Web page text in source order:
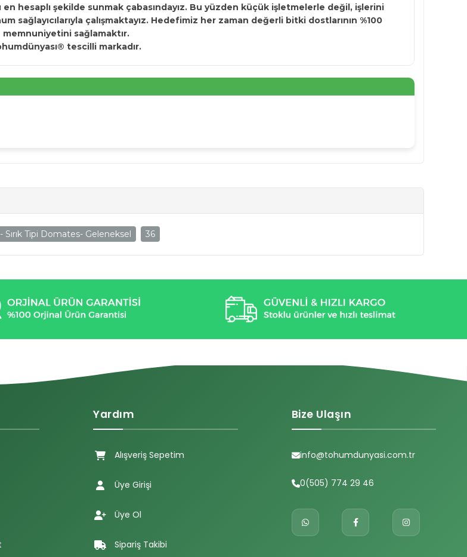
hesaplı şekilde sunmak çabasındayız. Bu yüzden küçük işletmelerle değil, işlerini
çalışmaktayız. Hedefimiz her zaman değerli bitki dostlarının %100
memnuniyetini sağlamaktır.
tescilli markadır.
Tipi Domates- Geleneksel 36
Yardım
Alışveriş Sepetim
Üye Girişi
Üye Ol
Sipariş Takibi
Bize Ulaşın
info@tohumdunyasi.com.tr
0(505) 774 29 46